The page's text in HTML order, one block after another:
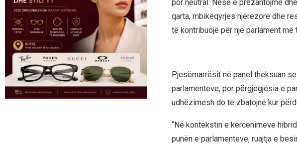
por neutral. Nëse e prezantojmë
qarta, mbikëqyrjes njerëzore dhe
të kontribuojë për një parlament
Pjesëmarrësit në panel theksuan
parlamenteve, por përgjegjësia e
udhëzimesh do të zbatojnë kur
“Në kontekstin e kërcënimeve
punën e parlamenteve, ruajtja e